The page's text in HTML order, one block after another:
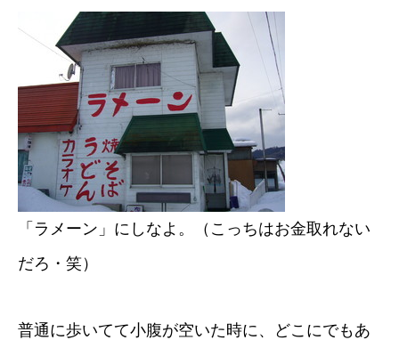
「ラメーン」にしなよ。（こっちはお金取れない
だろ・笑）
普通に歩いてて小腹が空いた時に、どこにでもあ